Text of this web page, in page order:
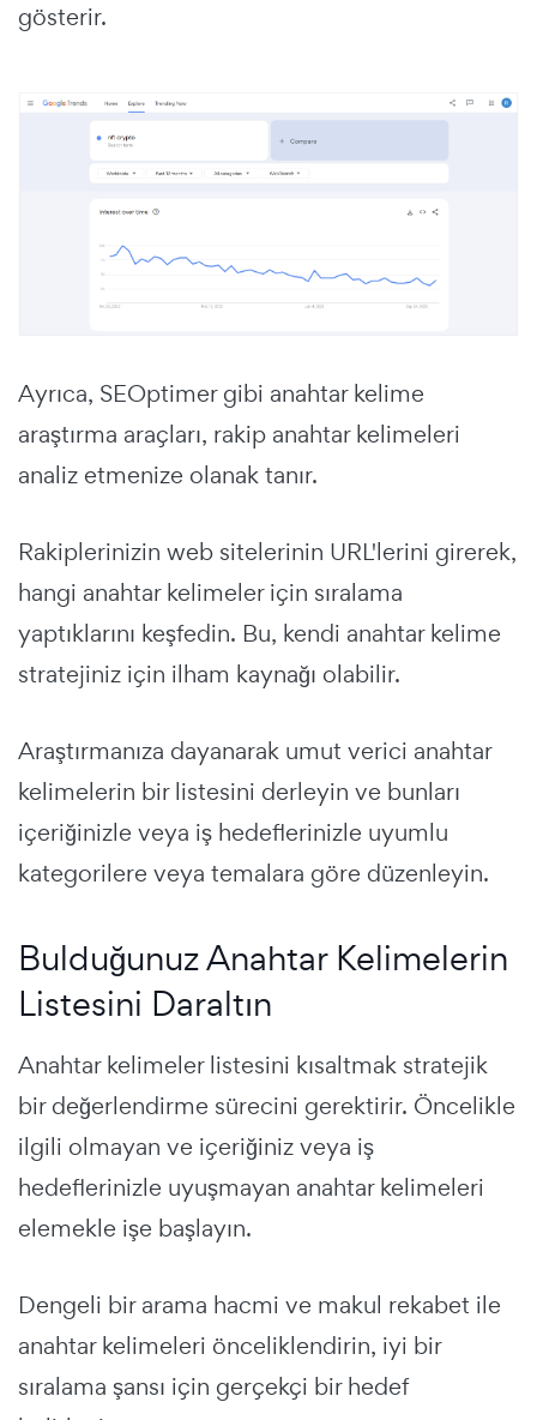
gösterir.
Ayrıca, SEOptimer gibi anahtar kelime
araştırma araçları, rakip anahtar kelimeleri
analiz etmenize olanak tanır.
Rakiplerinizin web sitelerinin URL'lerini girerek,
hangi anahtar kelimeler için sıralama
yaptıklarını keşfedin. Bu, kendi anahtar kelime
stratejiniz için ilham kaynağı olabilir.
Araştırmanıza dayanarak umut verici anahtar
kelimelerin bir listesini derleyin ve bunları
içeriğinizle veya iş hedeflerinizle uyumlu
kategorilere veya temalara göre düzenleyin.
Bulduğunuz Anahtar Kelimelerin
Listesini Daraltın
Anahtar kelimeler listesini kısaltmak stratejik
bir değerlendirme sürecini gerektirir. Öncelikle
ilgili olmayan ve içeriğiniz veya iş
hedeflerinizle uyuşmayan anahtar kelimeleri
elemekle işe başlayın.
Dengeli bir arama hacmi ve makul rekabet ile
anahtar kelimeleri önceliklendirin, iyi bir
sıralama şansı için gerçekçi bir hedef